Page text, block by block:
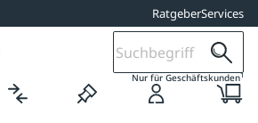
RatgeberServices
Nur für Geschäftskunden1